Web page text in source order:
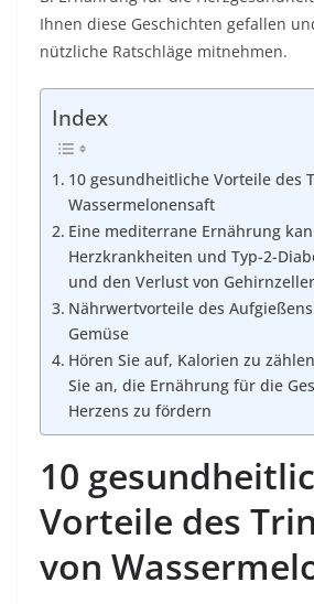
Ihnen diese Geschichten gefallen
nützliche Ratschläge mitnehmen.
Index
10 gesundheitliche Vorteile des
Wassermelonensaft
Eine mediterrane Ernährung
Herzkrankheiten und Typ-2-
und den Verlust von
Nährwertvorteile des
Gemüse
Hören Sie auf, Kalorien zu
Sie an, die Ernährung für die
Herzens zu fördern
10
Vorteile des
von